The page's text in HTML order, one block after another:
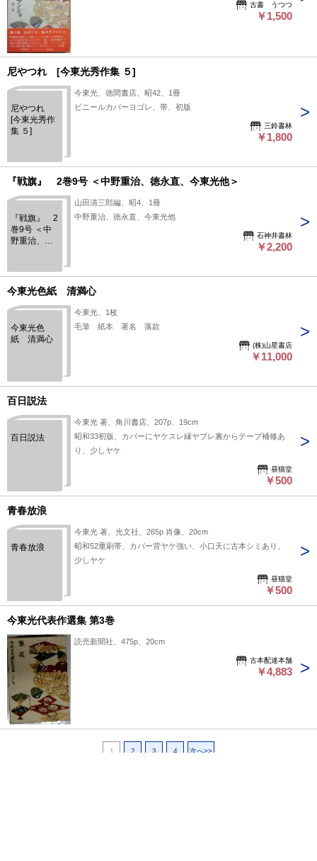
古書 うつつ
￥1,500
尼やつれ [今東光秀作集 ５]
尼やつれ
[今東光秀作
集 ５]
今東光、徳間書店、昭42、1冊
ビニールカバーヨゴレ、帯、初版
三鈴書林
￥1,800
『戦旗』 2巻9号 ＜中野重治、徳永直、今東光他＞
『戦旗』 2
巻9号 ＜中
野重治、徳
山田清三郎編、昭4、1冊
中野重治、徳永直、今東光他
石神井書林
￥2,200
今東光色紙 清満心
今東光色
紙 清満心
今東光、1枚
毛筆 紙本 署名 落款
(株)山星書店
￥11,000
百日説法
百日説法
今東光 著、角川書店、207p、19cm
昭和33初版、カバーにヤケスレ縁ヤブレ裏からテープ補修あ
り、少しヤケ
昼猫堂
￥500
青春放浪
青春放浪
今東光 著、光文社、265p 肖像、20cm
昭和52重刷帯、カバー背ヤケ強い、小口天に古本シミあり、
少しヤケ
昼猫堂
￥500
今東光代表作選集 第3巻
読売新聞社、475p、20cm
古本配達本舗
￥4,883
1 2 3 4 次へ>>